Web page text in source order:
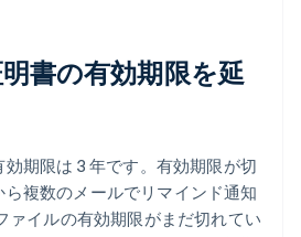
書の有効期限を延
効期限は 3 年です。有効期限が切
ら複数のメールでリマインド通知
ァイルの有効期限がまだ切れてい